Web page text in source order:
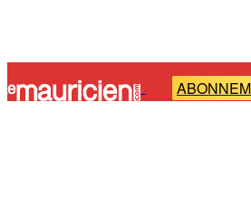
-